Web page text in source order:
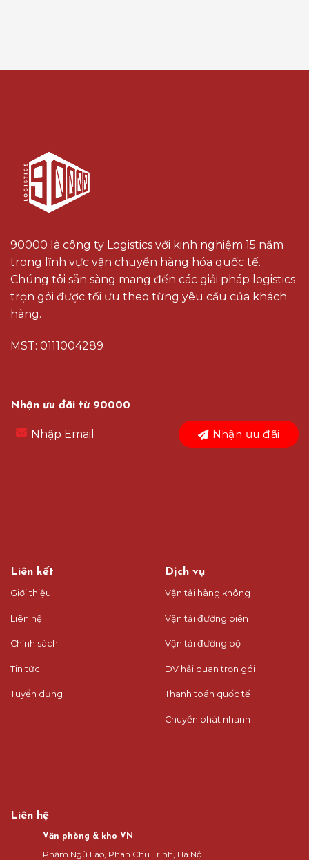
90000 là công ty Logistics với kinh nghiệm 15 năm
trong lĩnh vực vận chuyển hàng hóa quốc tế.
Chúng tôi sẵn sàng mang đến các giải pháp logistics
trọn gói được tối ưu theo từng yêu cầu của khách
hàng.
MST: 0111004289
Nhận ưu đãi từ 90000
Nhận ưu đãi
Liên kết
Giới thiệu
Liên hệ
Chính sách
Tin tức
Tuyển dụng
Dịch vụ
Vận tải hàng không
Vận tải đường biển
Vận tải đường bộ
DV hải quan trọn gói
Thanh toán quốc tế
Chuyển phát nhanh
Liên hệ
Văn phòng & kho VN
Phạm Ngũ Lão, Phan Chu Trinh, Hà Nội